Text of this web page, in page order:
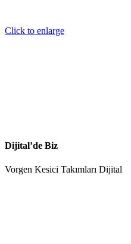
Click to enlarge
Dijital’de Biz
Vorgen Kesici Takımları Dijital